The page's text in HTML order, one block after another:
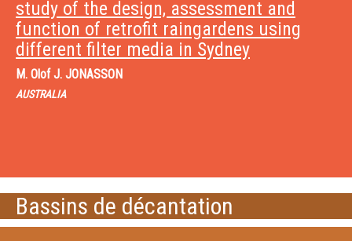
study of the design, assessment and
function of retrofit raingardens using
different filter media in Sydney
M. Olof J. JONASSON
AUSTRALIA
Bassins de décantation